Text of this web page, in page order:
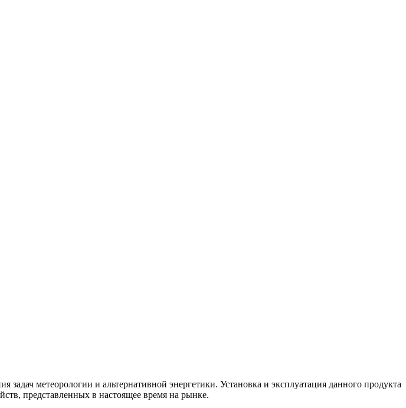
метеорологии и альтернативной энергетики. Установка и эксплуатация данного продукта
представленных в настоящее время на рынке.